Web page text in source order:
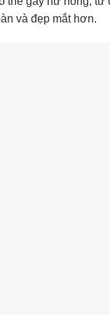
và đẹp mắt hơn.